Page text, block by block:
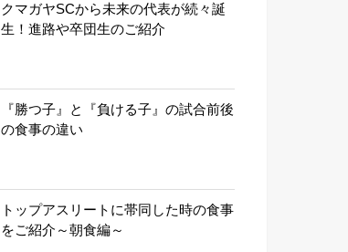
クマガヤSCから未来の代表が続々誕
生！進路や卒団生のご紹介
『勝つ子』と『負ける子』の試合前後
の食事の違い
トップアスリートに帯同した時の食事
をご紹介～朝食編～